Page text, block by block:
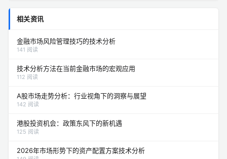
相关资讯
金融市场风险管理技巧的技术分析
141 阅读
技术分析方法在当前金融市场的宏观应用
112 阅读
A股市场走势分析：行业视角下的洞察与展望
142 阅读
港股投资机会：政策东风下的新机遇
125 阅读
2026年市场形势下的资产配置方案技术分析